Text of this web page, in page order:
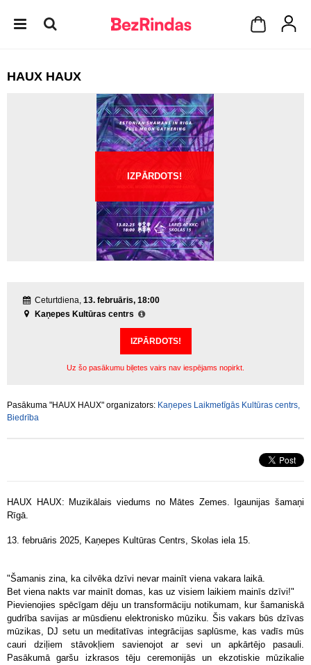
HAUX HAUX
IZPĀRDOTS!
Ceturtdiena, 13. februāris, 18:00
Kaņepes Kultūras centrs
IZPĀRDOTS!
Uz šo pasākumu biļetes vairs nav iespējams nopirkt.
Pasākuma "HAUX HAUX" organizators: Kaņepes Laikmetīgās Kultūras centrs,
Biedrība
HAUX HAUX: Muzikālais viedums no Mātes Zemes. Igaunijas šamaņi
Rīgā.
13. februāris 2025, Kaņepes Kultūras Centrs, Skolas iela 15.
"Šamanis zina, ka cilvēka dzīvi nevar mainīt viena vakara laikā.
Bet viena nakts var mainīt domas, kas uz visiem laikiem mainīs dzīvi!"
Pievienojies spēcīgam dēju un transformāciju notikumam, kur šamaniskā
gudrība savijas ar mūsdienu elektronisko mūziku. Šis vakars būs dzīvas
mūzikas, DJ setu un meditatīvas integrācijas saplūsme, kas vadīs mūs
cauri dziļiem stāvokļiem savienojot ar sevi un apkārtējo pasauli.
Pasākumā garšu izkrasos tēju ceremonijās un ekzotiskie mūzikalie